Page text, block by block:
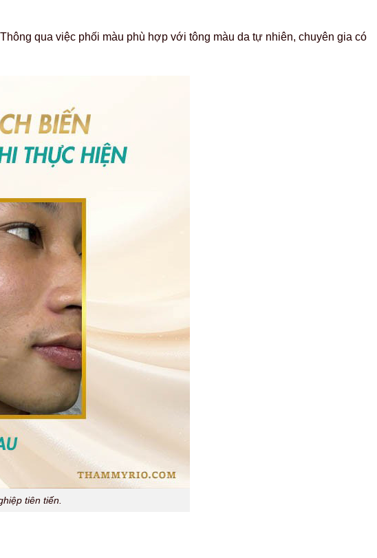
qua việc phối màu phù hợp với tông màu da tự nhiên, chuyên gia có
tiên tiến.